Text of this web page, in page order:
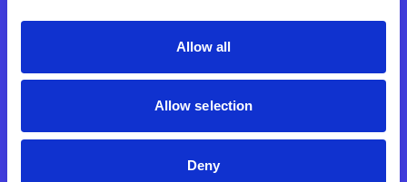
Allow all
Allow selection
Deny